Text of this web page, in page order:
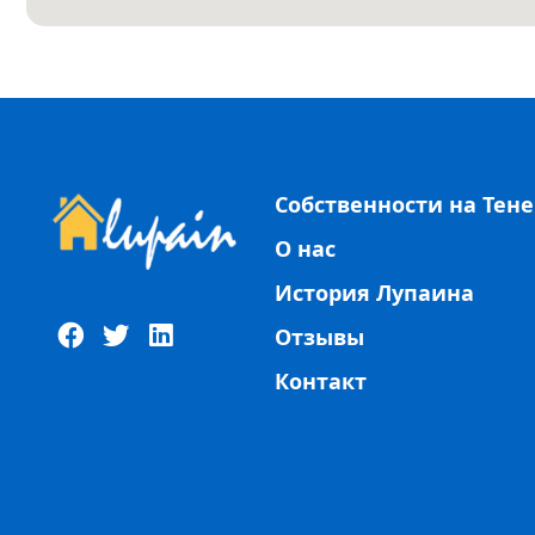
Собственности на
О нас
История Лупаина
Отзывы
Контакт